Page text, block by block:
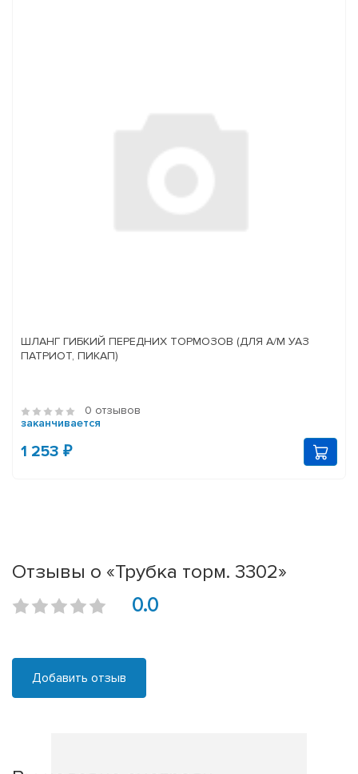
ШЛАНГ ГИБКИЙ ПЕРЕДНИХ ТОРМОЗОВ (ДЛЯ А/М УАЗ
ПАТРИОТ, ПИКАП)
0 отзывов
заканчивается
1 253 ₽
Отзывы о «Трубка торм. 3302»
0.0
Добавить отзыв